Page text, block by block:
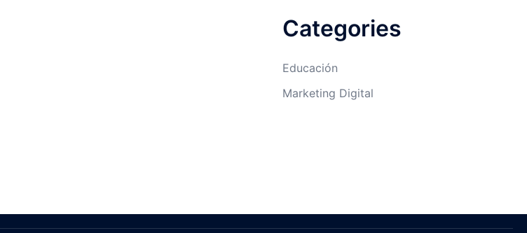
Categories
Educación
Marketing Digital